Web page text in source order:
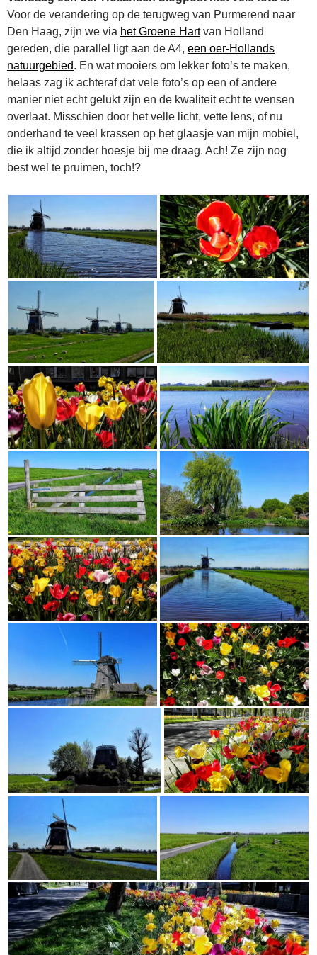
Voor de verandering op de terugweg van Purmerend naar
Den Haag, zijn we via het Groene Hartvan Holland
gereden, die parallel ligt aan de A4, een oer-Hollands
natuurgebied. En wat mooiers om lekker foto’s te maken,
helaas zag ik achteraf dat vele foto’s op een of andere
manier niet echt gelukt zijn en de kwaliteit echt te wensen
overlaat. Misschien door het velle licht, vette lens, of nu
onderhand te veel krassen op het glaasje van mijn mobiel,
die ik altijd zonder hoesje bij me draag. Ach! Ze zijn nog
best wel te pruimen, toch!?